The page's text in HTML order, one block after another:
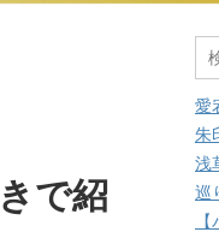
で紹
愛
朱
浅
巡